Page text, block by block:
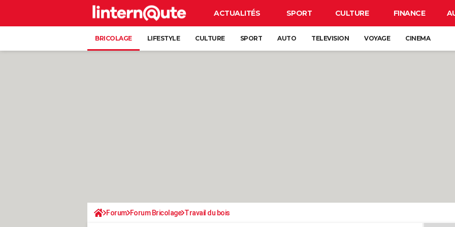
ACTUALITÉS SPORT CULTURE FINANCE
BRICOLAGE LIFESTYLE CULTURE SPORT AUTO TELEVISION VOYAGE CINEMA
Forum Forum Bricolage Travail du bois